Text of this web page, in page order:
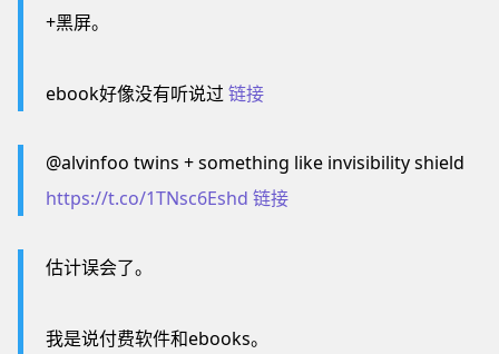
+黑屏。
ebook好像没有听说过链接
@alvinfoo twins + something like invisibility shield
https://t.co/1TNsc6Eshd 链接
估计误会了。
我是说付费软件和ebooks。